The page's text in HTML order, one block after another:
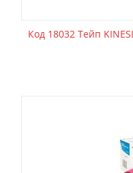
Код 18032 Тейп